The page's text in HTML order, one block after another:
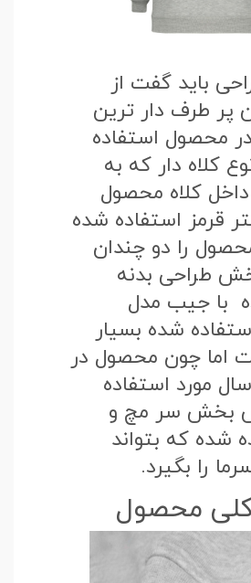
باید گفت از
پر طرف دار ترین
محصول استفاده
کلاه دار که به
کلاه محصول
قرمز استفاده شده
را دو چندان
طراحی بدنه
با جیب مدل
شده بسیار
اما چون محصول در
مورد استفاده
بخش سر مچ و
شده که بتواند
را بگیرد.
محصول